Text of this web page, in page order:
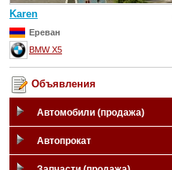
Karen
Ереван
BMW X5
Объявления
Автомобили (продажа)
Автопрокат